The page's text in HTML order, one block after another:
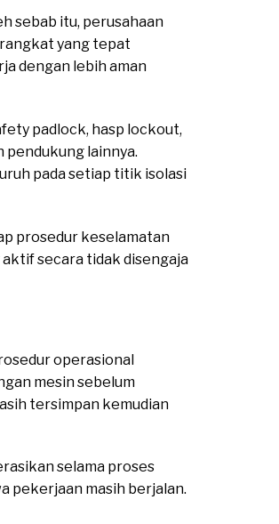
sebab itu, perusahaan
yang tepat
dengan lebih aman
padlock, hasp lockout,
lainnya.
pada setiap titik isolasi
prosedur keselamatan
secara tidak disengaja
operasional
mesin sebelum
tersimpan kemudian
selama proses
pekerjaan masih berjalan.